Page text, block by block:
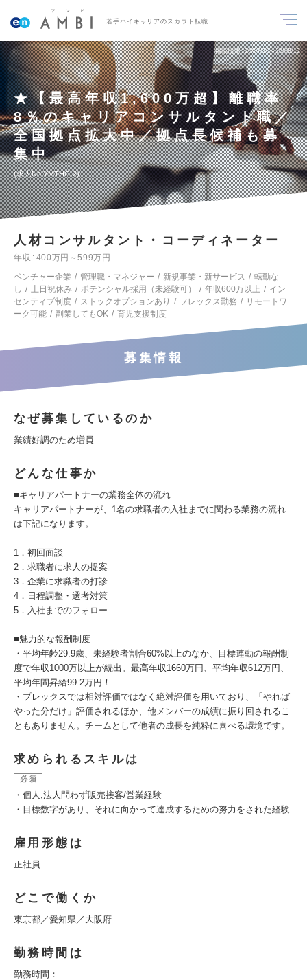
若手ハイキャリアのスカウト転職
掲載期間 26/07/30～26/08/12
★【最高年収1,600万超】離職率
8％のキャリアコンサルタント職／
全国拠点拡大中／拠点長候補も募
集中
求人No.YMTHC-2
人材コンサルタント・コーディネーター
年収
400万円～599万円
ベンチャー企業
管理職・マネジャー 新規事業・新サービス
転勤な
し
土日祝休み ポテンシャル採用（未経験可） 年収600万以上
イン
センティブ制度
ストックオプションあり フレックス勤務
リモートワ
ーク可能
副業してもOK 育児支援制度
募集情報
なぜ募集しているのか
業績好調のため増員
どんな仕事か
■キャリアパートナーの業務全体の流れ
キャリアパートナーが、1名の求職者の入社までに関わる業務の流れ
は下記になります。
1．初回面談
2．求職者に求人の提案
3．企業に求職者の打診
4．日程調整・選考対策
5．入社までのフォロー
■魅力的な報酬制度
・平均年齢29.9歳、未経験者割合60%以上のなか、目標連動の報酬制
度で年収1000万以上が続出。最高年収1660万円、平均年収612万円、
平均年間昇給99.2万円！
・プレックスでは相対評価ではなく絶対評価を用いており、「やれば
やった分だけ」評価されるほか、他メンバーの成績に振り回されるこ
ともありません。チームとして他者の成長を純粋に喜べる環境です。
求められるスキルは
必須
・個人,法人問わず販売接客/営業経験
・目標数字があり、それに向かって達成するための努力をされた経験
雇用形態は
正社員
どこで働くか
東京都／愛知県／大阪府
勤務時間は
勤務時間：